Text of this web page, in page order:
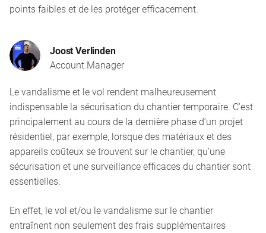
points faibles et de les protéger efficacement.
Joost Verlinden
Account Manager
Le vandalisme et le vol rendent malheureusement
indispensable la sécurisation du chantier temporaire. C’est
principalement au cours de la dernière phase d’un projet
résidentiel, par exemple, lorsque des matériaux et des
appareils coûteux se trouvent sur le chantier, qu’une
sécurisation et une surveillance efficaces du chantier sont
essentielles.
En effet, le vol et/ou le vandalisme sur le chantier
entraînent non seulement des frais supplémentaires